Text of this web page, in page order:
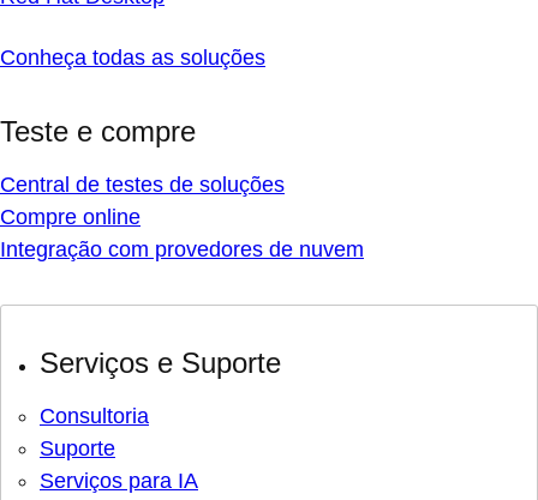
Conheça todas as soluções
Teste e compre
Central de testes de soluções
Compre online
Integração com provedores de nuvem
Serviços e Suporte
Consultoria
Suporte
Serviços para IA